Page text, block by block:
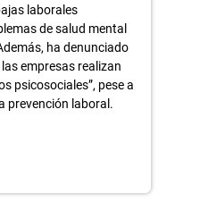
laborales
de salud mental
ha denunciado
las empresas realizan
psicosociales”, pese a
prevención laboral.